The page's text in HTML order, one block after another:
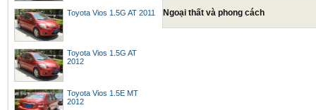
Toyota Vios 1.5G AT 2011
Toyota Vios 1.5G AT
2012
Toyota Vios 1.5E MT
2012
Ngoại thất và phong cách